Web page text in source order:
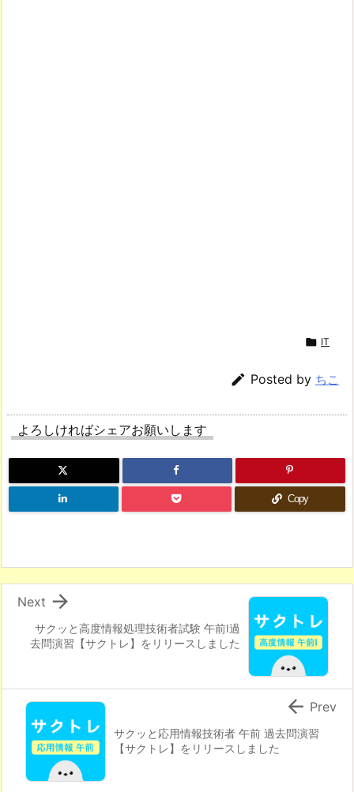
 IT
 Posted by ちこ
よろしければシェアお願いします
Copy
サクッと高度情報処理技術者試験 午前I過
去問演習【サクトレ】をリリースしました

Next
サクッと応用情報技術者 午前 過去問演習
【サクトレ】をリリースしました
 Prev